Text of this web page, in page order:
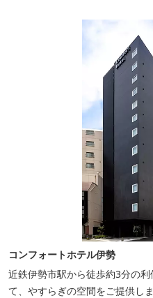
コンフォートホテル伊勢
近鉄伊勢市駅から徒歩約3分の
て、やすらぎの空間をご提供しま